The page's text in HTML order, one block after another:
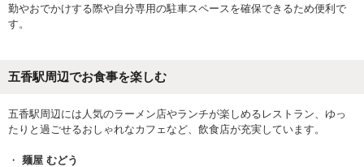
勤やおでかけする際や自分専用の駐車スペースを確保できるため便利で
す。
五香駅周辺でお食事を楽しむ
五香駅周辺には人気のラーメン店やランチが楽しめるレストラン、ゆっ
たりと過ごせるおしゃれなカフェなど、飲食店が充実しています。
麺屋 むどう